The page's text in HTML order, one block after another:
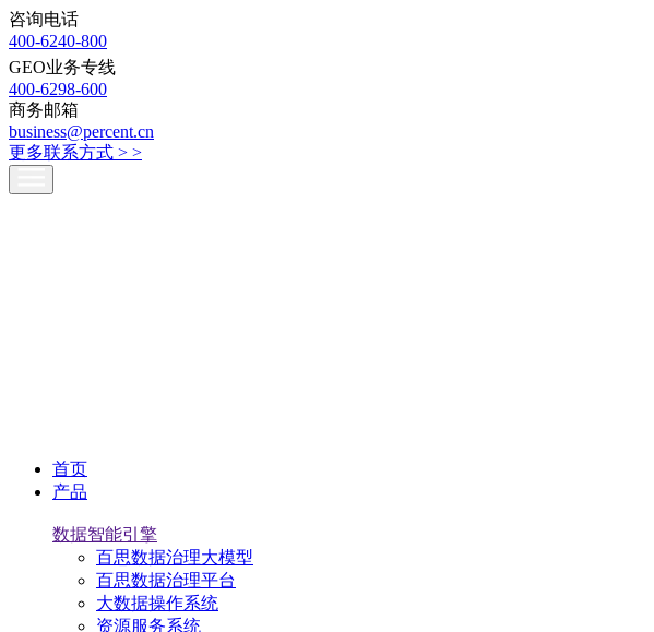
咨询电话
400-6240-800
GEO业务专线
400-6298-600
商务邮箱
business@percent.cn
更多联系方式 > >
首页
产品
数据智能引擎
百思数据治理大模型
百思数据治理平台
大数据操作系统
资源服务系统